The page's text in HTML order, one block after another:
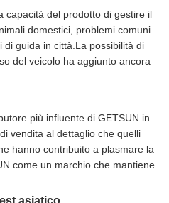
capacità del prodotto di gestire il
domestici, problemi comuni
di guida in città.La possibilità di
del veicolo ha aggiunto ancora
più influente di GETSUN in
vendita al dettaglio che quelli
hanno contribuito a plasmare la
come un marchio che mantiene
asiatico